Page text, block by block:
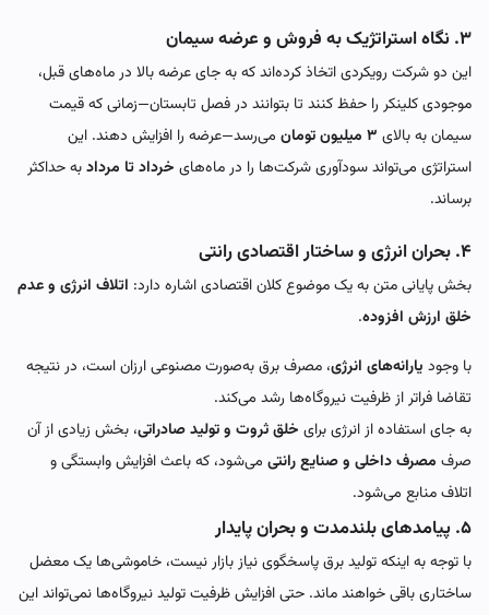
۳. نگاه استراتژیک به فروش و عرضه سیمان
این دو شرکت رویکردی اتخاذ کرده‌اند که به جای عرضه بالا در ماه‌های قبل،
موجودی کلینکر را حفظ کنند تا بتوانند در فصل تابستان—زمانی که قیمت
سیمان به بالای ۳ میلیون تومان
می‌رسد—عرضه را افزایش دهند. این
استراتژی می‌تواند سودآوری شرکت‌ها را در ماه‌های خرداد تا مردادبه حداکثر
برساند.
۴. بحران انرژی و ساختار اقتصادی رانتی
بخش پایانی متن به یک موضوع کلان اقتصادی اشاره دارد: اتلاف انرژی و عدم
خلق ارزش افزوده.
با وجود یارانه‌های انرژی، مصرف برق به‌صورت مصنوعی ارزان است، در نتیجه
تقاضا فراتر از ظرفیت نیروگاه‌ها رشد می‌کند.
به جای استفاده از انرژی برای خلق ثروت و تولید صادراتی، بخش زیادی از آن
صرف مصرف داخلی و صنایع رانتی می‌شود، که باعث افزایش وابستگی و
اتلاف منابع می‌شود.
۵. پیامدهای بلندمدت و بحران پایدار
با توجه به اینکه تولید برق پاسخگوی نیاز بازار نیست، خاموشی‌ها یک معضل
ساختاری باقی خواهند ماند. حتی افزایش ظرفیت تولید نیروگاه‌ها نمی‌تواند این